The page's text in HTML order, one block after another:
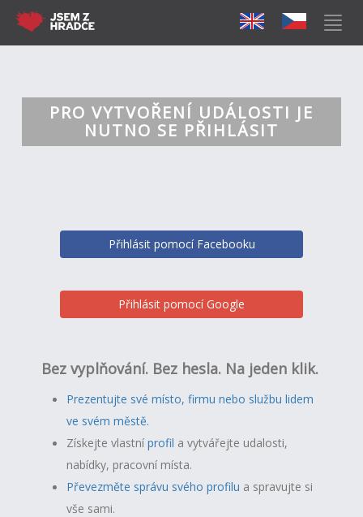
PRO VYTVOŘENÍ UDÁLOSTI JE
NUTNO SE PŘIHLÁSIT
Přihlásit pomocí Facebooku
Přihlásit pomocí Google
Bez vyplňování. Bez hesla. Na jeden klik.
Prezentujte své místo, firmu nebo službu lidem
ve svém městě.
Získejte vlastníprofil a vytvářejte udalosti,
nabídky, pracovní místa.
Převezměte správu svého profilu a spravujte si
vše sami.